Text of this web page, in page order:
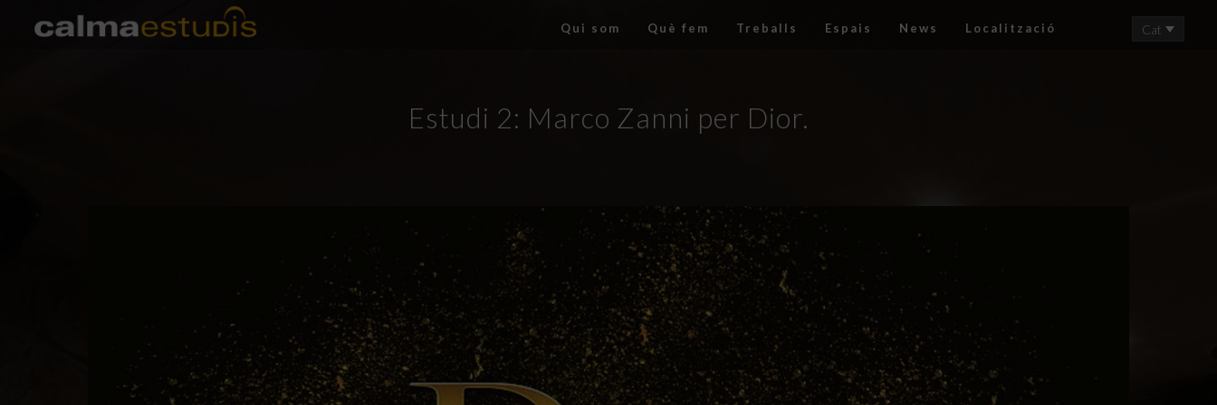
Qui som Què fem Treballs Espais News Localització Cat
Estudi 2: Marco Zanni per Dior.